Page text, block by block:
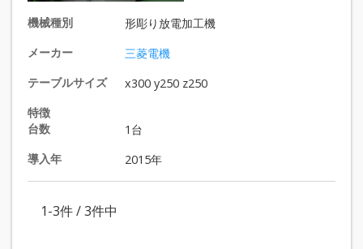
機械種別
形彫り放電加工機
メーカー
三菱電機
テーブルサイズ
x300 y250 z250
特徴
台数
1台
導入年
2015年
1-3件 /3件中